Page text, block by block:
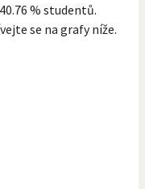
% studentů.
se na grafy níže.